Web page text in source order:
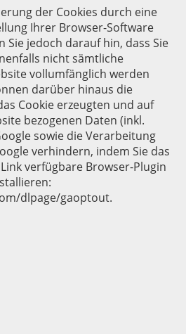
der Cookies durch eine
Ihrer Browser-Software
Sie jedoch darauf hin, dass Sie
nicht sämtliche
vollumfänglich werden
darüber hinaus die
Cookie erzeugten und auf
bezogenen Daten (inkl.
sowie die Verarbeitung
verhindern, indem Sie das
verfügbare Browser-Plugin
dlpage/gaoptout.